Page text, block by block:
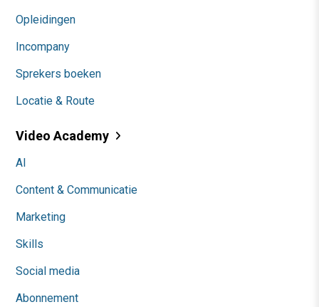
Opleidingen
Incompany
Sprekers boeken
Locatie & Route
Video Academy
AI
Content & Communicatie
Marketing
Skills
Social media
Abonnement